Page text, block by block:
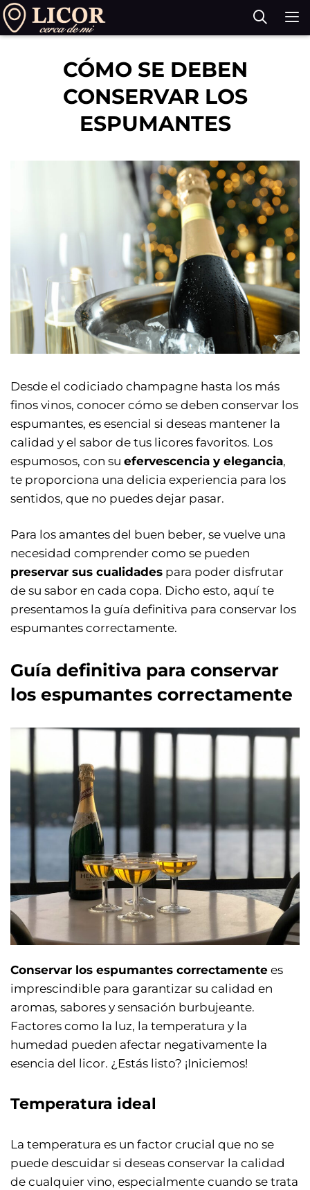
Saltar
al
CÓMO SE DEBEN
CONSERVAR LOS
ESPUMANTES
Desde el codiciado champagne hasta los más
finos vinos, conocer cómo se deben conservar los
espumantes, es esencial si deseas mantener la
calidad y el sabor de tus licores favoritos. Los
espumosos, con su efervescencia y elegancia,
te proporciona una delicia experiencia para los
sentidos, que no puedes dejar pasar.
Para los amantes del buen beber, se vuelve una
necesidad comprender como se pueden
preservar sus cualidades para poder disfrutar
de su sabor en cada copa. Dicho esto, aquí te
presentamos la guía definitiva para conservar los
espumantes correctamente.
Guía definitiva para conservar
los espumantes correctamente
Conservar los espumantes correctamente es
imprescindible para garantizar su calidad en
aromas, sabores y sensación burbujeante.
Factores como la luz, la temperatura y la
humedad pueden afectar negativamente la
esencia del licor. ¿Estás listo? ¡Iniciemos!
Temperatura ideal
La temperatura es un factor crucial que no se
puede descuidar si deseas conservar la calidad
de cualquier vino, especialmente cuando se trata